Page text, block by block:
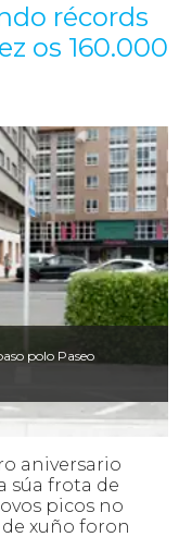
récords
os 160.000
polo Paseo
aniversario
súa frota de
picos no
de xuño foron